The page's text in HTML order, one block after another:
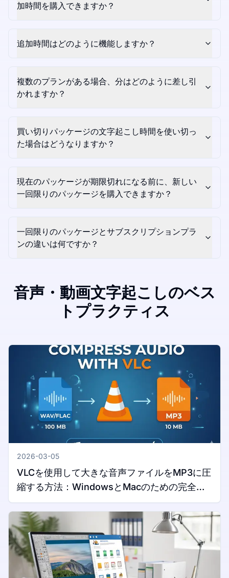
加時間を購入できますか？
追加時間はどのように機能しますか？
複数のプランがある場合、分はどのように差し引
かれますか？
買い切りパッケージの文字起こし時間を使い切っ
た場合はどうなりますか？
現在のパッケージが期限切れになる前に、新しい
一回限りのパッケージを購入できますか？
一回限りのパッケージとサブスクリプションプラ
ンの違いは何ですか？
音声・動画文字起こしのベス
トプラクティス
2026-03-05
VLCを使用して大きな音声ファイルをMP3に圧
縮する方法：WindowsとMacのための完全ガ
イド